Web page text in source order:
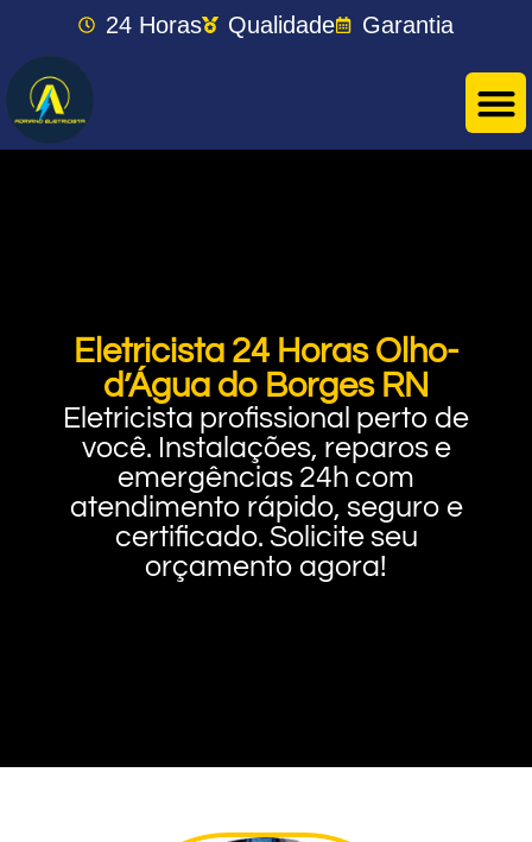
24 Horas Qualidade Garantia
Eletricista 24 Horas Olho-
d’Água do Borges RN
Eletricista profissional perto de
você. Instalações, reparos e
emergências 24h com
atendimento rápido, seguro e
certificado. Solicite seu
orçamento agora!